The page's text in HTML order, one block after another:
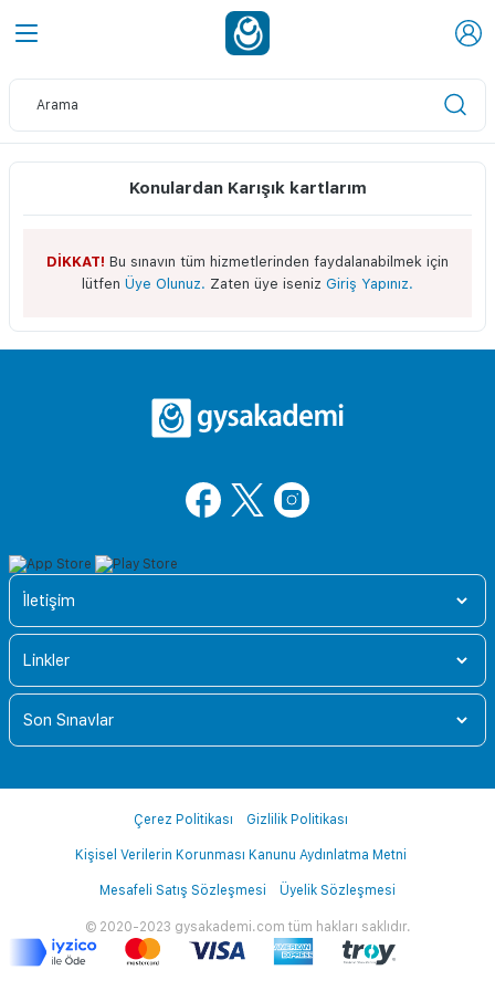
Konulardan Karışık kartlarım
DİKKAT! Bu sınavın tüm hizmetlerinden faydalanabilmek için
lütfen Üye Olunuz. Zaten üye iseniz Giriş Yapınız.
İletişim
Linkler
Son Sınavlar
© 2020-2023 gysakademi.com tüm hakları saklıdır.
Çerez Politikası Gizlilik Politikası
Kişisel Verilerin Korunması Kanunu Aydınlatma Metni
Mesafeli Satış Sözleşmesi Üyelik Sözleşmesi